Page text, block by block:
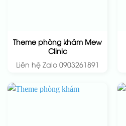
Theme phòng khám Mew
Clinic
Liên hệ Zalo 0903261891